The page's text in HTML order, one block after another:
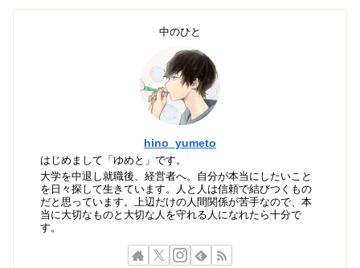
中のひと
hino_yumeto
はじめまして「ゆめと」です。
大学を中退し就職後、経営者へ。自分が本当にしたいこと
を日々探して生きています。人と人は信頼で結びつくもの
だと思っています。上辺だけの人間関係が苦手なので、本
当に大切なものと大切な人を守れる人になれたら十分で
す。